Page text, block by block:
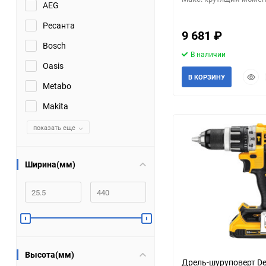
Помпы
Пневматический
инструмент
Плитка
Климатическая техника
инструмент
Измерительное
оборудование
AEG
Ресанта
Bosch
Oasis
Metabo
Makita
показать еще
Ширина(мм)
Высота(мм)
9 681 ₽
В наличии
В КОРЗИНУ
Дрель-шуруповерт